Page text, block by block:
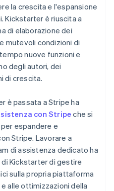
la crescita e l'espansione
Kickstarter è riuscita a
di elaborazione dei
mutevoli condizioni di
nuove funzioni e
degli autori, dei
di crescita.
è passata a Stripe ha
con Stripe che si
espandere e
Stripe. Lavorare a
di assistenza dedicato ha
Kickstarter di gestire
sulla propria piattaforma
alle ottimizzazioni della